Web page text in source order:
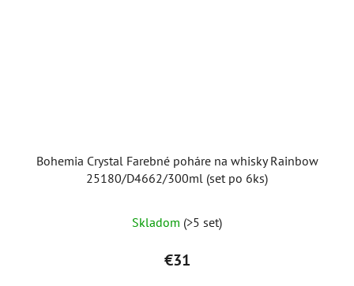
Bohemia Crystal Farebné poháre na whisky Rainbow
25180/D4662/300ml (set po 6ks)
Skladom (>5 set)
€31